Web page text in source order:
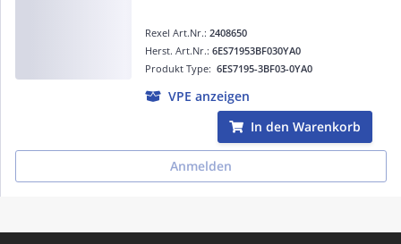
Rexel Art.Nr.: 2408650
Produkt Type: 6ES7195-3BF03-0YA0
Herst. Art.Nr.: 6ES71953BF030YA0
VPE anzeigen
In den Warenkorb
Anmelden